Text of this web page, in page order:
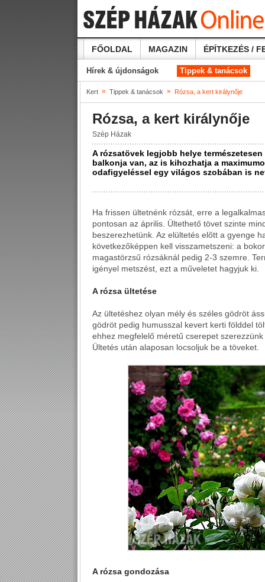
FŐOLDAL MAGAZIN ÉPÍTKEZÉS /
Hírek & újdonságok Tippek & tanácsok
Kert » Tippek & tanácsok » Rózsa, a kert királynője
Rózsa, a kert királynője
Szép Házak
A rózsatövek legjobb helye
balkonja van, az is kihozhatja a
odafigyeléssel egy világos szobában is
Ha frissen ültetnénk rózsát, erre a
pontosan az április. Ültethető tövet szinte
beszerezhetünk. Az elültetés előtt a gyenge
következőképpen kell visszametszeni: a
magastörzsű rózsáknál pedig 2-3 szemre.
igényel metszést, ezt a műveletet hagyjuk ki.
A rózsa ültetése
Az ültetéshez olyan mély és széles gödröt
gödröt pedig humusszal kevert kerti földdel
ehhez megfelelő méretű cserepet
Ültetés után alaposan locsoljuk be a töveket.
A rózsa gondozása